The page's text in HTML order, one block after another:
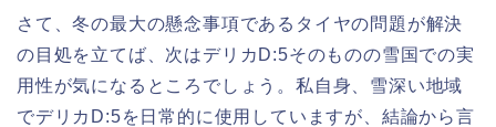
さて、冬の最大の懸念事項であるタイヤの問題が解決
の目処を立てば、次はデリカD:5そのものの雪国での実
用性が気になるところでしょう。私自身、雪深い地域
でデリカD:5を日常的に使用していますが、結論から言